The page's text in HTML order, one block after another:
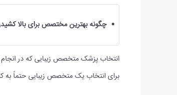
چگونه بهترین مختصص برای بالا
انتخاب پزشک متخصص زیبایی که در انجام
برای انتخاب یک متخصص زیبایی حتماً به